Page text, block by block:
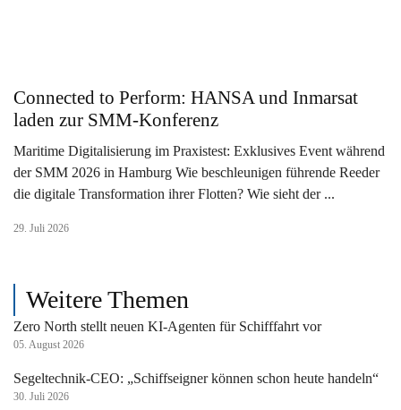
Connected to Perform: HANSA und Inmarsat
laden zur SMM-Konferenz
Maritime Digitalisierung im Praxistest: Exklusives Event während
der SMM 2026 in Hamburg Wie beschleunigen führende Reeder
die digitale Transformation ihrer Flotten? Wie sieht der ...
29. Juli 2026
Weitere Themen
Zero North stellt neuen KI-Agenten für Schifffahrt vor
05. August 2026
Segeltechnik-CEO: „Schiffseigner können schon heute handeln“
30. Juli 2026